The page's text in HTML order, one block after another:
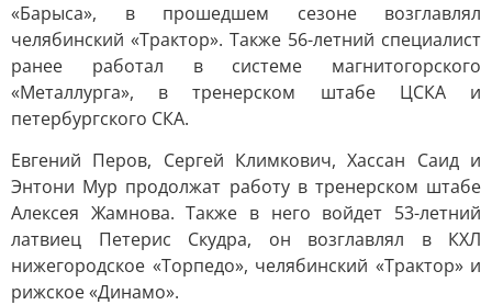
«Барыса», в прошедшем сезоне возглавлял
челябинский «Трактор». Также 56-летний специалист
ранее работал в системе магнитогорского
«Металлурга», в тренерском штабе ЦСКА и
петербургского СКА.
Евгений Перов, Сергей Климкович, Хассан Саид и
Энтони Мур продолжат работу в тренерском штабе
Алексея Жамнова. Также в него войдет 53-летний
латвиец Петерис Скудра, он возглавлял в КХЛ
нижегородское «Торпедо», челябинский «Трактор» и
рижское «Динамо».